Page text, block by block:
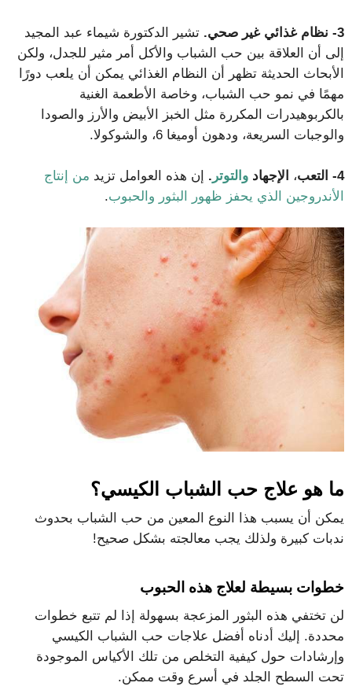
3- نظام غذائي غير صحي.
تشير الدكتورة شيماء عبد المجيد
إلى أن العلاقة بين حب الشباب والأكل أمر مثير للجدل، ولكن
الأبحاث الحديثة تظهر أن النظام الغذائي يمكن أن يلعب دورًا
مهمًا في نمو حب الشباب، وخاصة الأطعمة الغنية
بالكربوهيدرات المكررة مثل الخبز الأبيض والأرز والصودا
والوجبات السريعة، ودهون أوميغا 6، والشوكولا.
4- التعب ، الإجهاد والتوتر . إن هذه العوامل تزيد من إنتاج
الأندروجين الذي يحفز ظهور البثور والحبوب.
ما هو علاج حب الشباب الكيسي؟
يمكن أن يسبب هذا النوع المعين من حب الشباب بحدوث
ندبات كبيرة ولذلك يجب معالجته بشكل صحيح!
خطوات بسيطة لعلاج هذه الحبوب
لن تختفي هذه البثور المزعجة بسهولة إذا لم تتبع خطوات
محددة. إليك أدناه أفضل علاجات حب الشباب الكيسي
وإرشادات حول كيفية التخلص من تلك الأكياس الموجودة
تحت السطح الجلد في أسرع وقت ممكن.